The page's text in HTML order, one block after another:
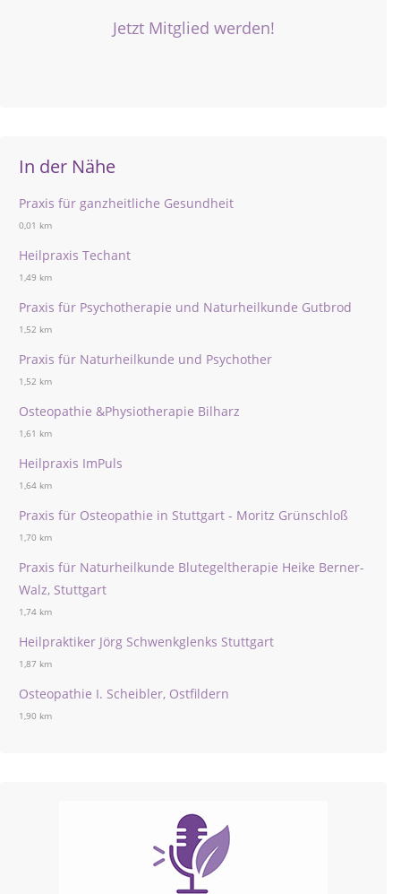
Jetzt Mitglied werden!
In der Nähe
Praxis für ganzheitliche Gesundheit
0,01 km
Heilpraxis Techant
1,49 km
Praxis für Psychotherapie und Naturheilkunde Gutbrod
1,52 km
Praxis für Naturheilkunde und Psychother
1,52 km
Osteopathie &Physiotherapie Bilharz
1,61 km
Heilpraxis ImPuls
1,64 km
Praxis für Osteopathie in Stuttgart - Moritz Grünschloß
1,70 km
Praxis für Naturheilkunde Blutegeltherapie Heike Berner-
Walz, Stuttgart
1,74 km
Heilpraktiker Jörg Schwenkglenks Stuttgart
1,87 km
Osteopathie I. Scheibler, Ostfildern
1,90 km